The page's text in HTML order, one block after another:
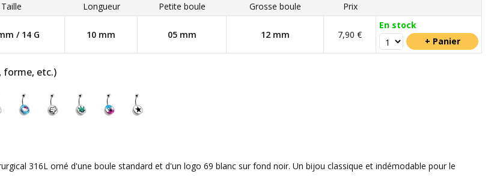
Taille Longueur Petite boule Grosse boule Prix
/ 14 G 10 mm 05 mm 12 mm 7,90 €
En stock
forme, etc.)
316L orné d'une boule standard et d'un logo 69 blanc sur fond noir. Un bijou classique et indémodable pour le